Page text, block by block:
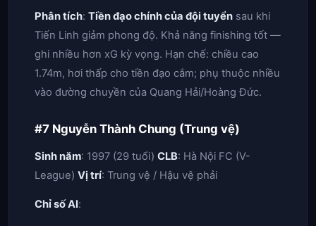
Phân tích: Tiền đạo chính của đội tuyển sau khi
Tiến Linh giảm phong độ. Khả năng finishing tốt —
ghi nhiều hơn xG kỳ vọng. Hạn chế: chiều cao
1.74m, hơi thấp cho tiền đạo cắm; phụ thuộc nhiều
vào đường chuyền của Quang Hải/Hoàng Đức.
#7 Nguyễn Thành Chung (Trung vệ)
Sinh năm: 1997 (29 tuổi) CLB: Hà Nội FC (V-
League) Vị trí: Trung vệ / Hậu vệ phải
Chỉ số AI: